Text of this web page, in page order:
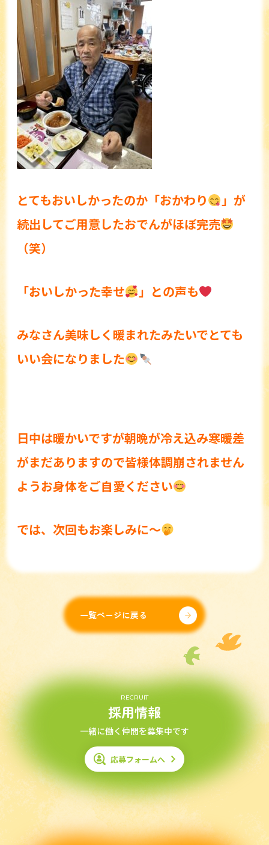
とてもおいしかったのか「おかわり
」が
続出してご用意したおでんがほぼ完売
（笑）
「おいしかった幸せ 」との声も
みなさん美味しく暖まれたみたいでとても
いい会になりました
日中は暖かいですが朝晩が冷え込み寒暖差
がまだありますので皆様体調崩されません
ようお身体をご自愛ください
では、次回もお楽しみに〜
一覧ページに戻る
RECRUIT
採用情報
一緒に働く仲間を募集中です
応募フォームへ